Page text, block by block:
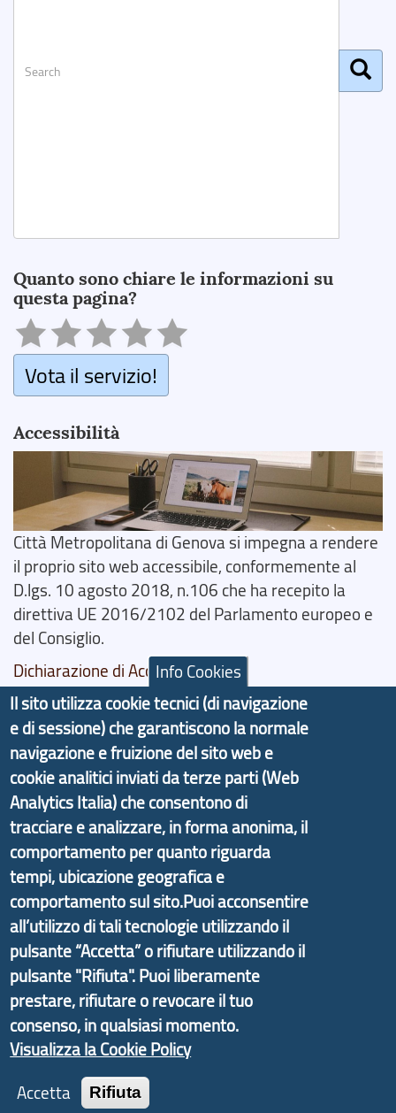
Quanto sono chiare le informazioni su
questa pagina?
Vota il servizio!
Accessibilità
Città Metropolitana di Genova si impegna a rendere
il proprio sito web accessibile, conformemente al
D.lgs. 10 agosto 2018, n.106 che ha recepito la
direttiva UE 2016/2102 del Parlamento europeo e
del Consiglio.
Dichiarazione di Accessibilità
Il progetto Aree Interne
Il portale di marketing territoriale e sviluppo locale
di Genova Città Metropolitana si è sviluppato a
partire dal progetto nazionale Aree Interne
promosso dal Dipartimento per lo Sviluppo
Economico e finalizzato al rilancio socio-economico
delle valli dell’entroterra. In particolare fornisce
informazioni ed aggiornamenti sullaStrategia
d'Area Antola-Tigullio, in collaborazione con Regione
Liguria ed ANCI Liguria.
Copyright © 2017 Città metropolitana di Genova |
Info Cookies
Il sito utilizza cookie tecnici (di navigazione
e di sessione) che garantiscono la normale
navigazione e fruizione del sito web e
cookie analitici inviati da terze parti (Web
Analytics Italia) che consentono di
tracciare e analizzare, in forma anonima, il
comportamento per quanto riguarda
tempi, ubicazione geografica e
comportamento sul sito.Puoi acconsentire
all’utilizzo di tali tecnologie utilizzando il
pulsante “Accetta” o rifiutare utilizzando il
pulsante "Rifiuta". Puoi liberamente
prestare, rifiutare o revocare il tuo
consenso, in qualsiasi momento.
Visualizza la Cookie Policy
Accetta
Rifiuta